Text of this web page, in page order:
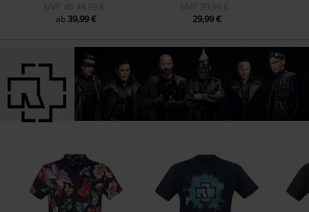
UVP ab 44,99 €
ab39,99 €
UVP 39,99 €
29,99 €